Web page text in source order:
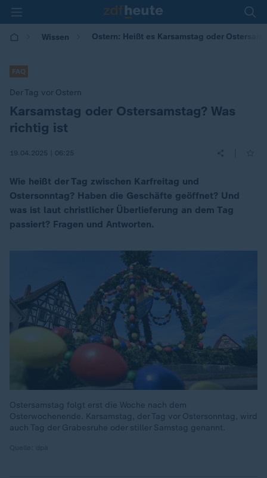
Wissen Ostern: Heißt es Karsamstag oder
FAQ
Der Tag vor Ostern
:Karsamstag oder Ostersamstag? Was
richtig ist
19.04.2025 | 06:25
Wie heißt der Tag zwischen Karfreitag und
Ostersonntag? Haben die Geschäfte geöffnet? Und
was ist laut christlicher Überlieferung an dem Tag
passiert? Fragen und Antworten.
Ostersamstag folgt erst die Woche nach dem
Osterwochenende. Karsamstag, der Tag vor Ostersonntag, wird
auch Tag der Grabesruhe oder stiller Samstag genannt.